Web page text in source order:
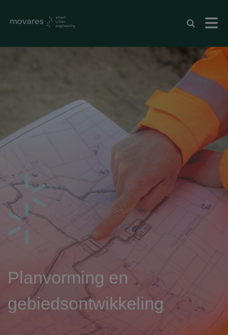
Planvorming en
gebiedsontwikkeling